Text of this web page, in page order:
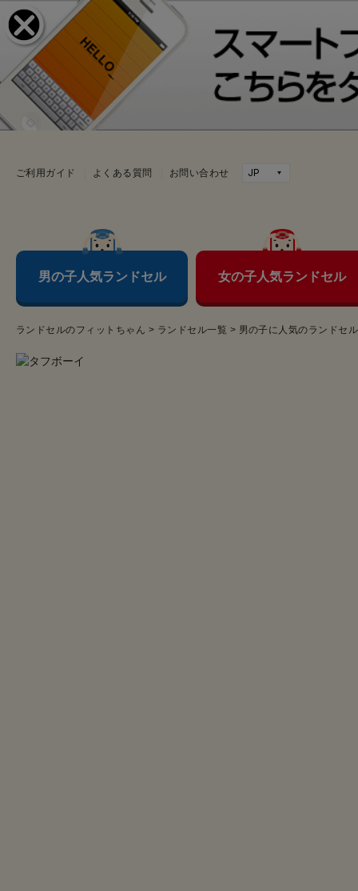
ご利用ガイド よくある質問 お問い合わせ
男の子人気ランドセル 女の子人気ランドセル
ランドセルのフィットちゃん > ランドセル一覧 > 男の子に人気のランドセル